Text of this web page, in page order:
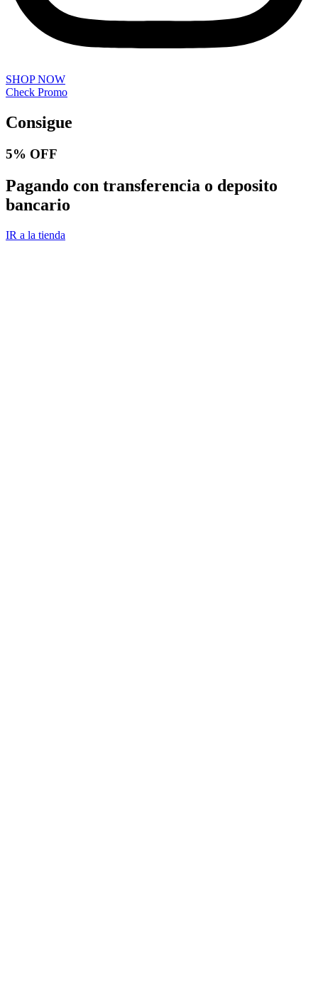
SHOP NOW
Check Promo
Consigue
5% OFF
Pagando con transferencia o deposito
bancario
IR a la tienda